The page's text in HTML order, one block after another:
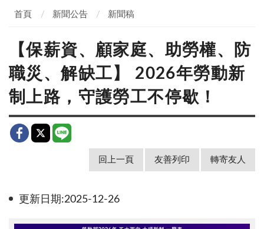
首頁 新聞公告 新聞稿
【保薪資、顧家庭、助勞權、防
職災、解缺工】 2026年勞動新
制上路，守護勞工不停歇！
回上一頁 友善列印 轉寄友人
更新日期:2025-12-26